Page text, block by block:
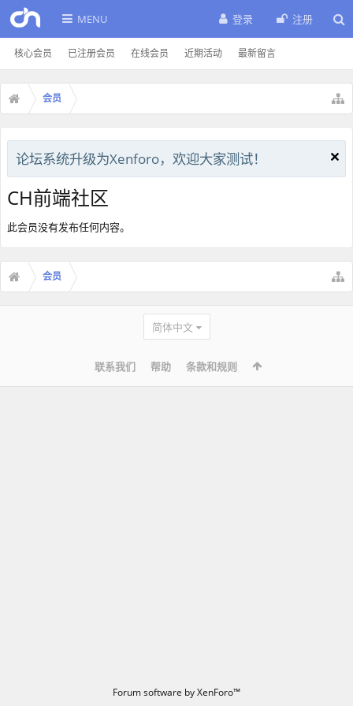
MENU
核心会员 已注册会员 在线会员 近期活动 最新留言
登录 注册
会员
论坛系统升级为Xenforo，欢迎大家测试！
CH前端社区
此会员没有发布任何内容。
会员
简体中文
联系我们 帮助 条款和规则
Forum software by XenForo™